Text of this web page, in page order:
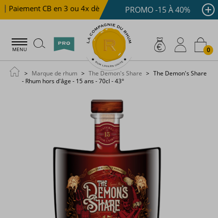
Paiement CB en 3 ou 4x dès 100 € Livraison offerte
PROMO -15 À 40%
MENU 0
Marque de rhum The Demon's Share
The Demon's Share
- Rhum hors d'âge - 15 ans - 70cl - 43°